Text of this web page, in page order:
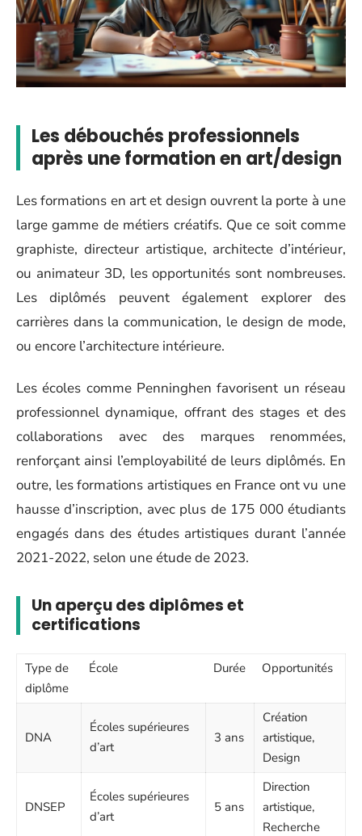
Les débouchés professionnels
après une formation en art/design
Les formations en art et design ouvrent la porte à une
large gamme de métiers créatifs. Que ce soit comme
graphiste, directeur artistique, architecte d’intérieur,
ou animateur 3D, les opportunités sont nombreuses.
Les diplômés peuvent également explorer des
carrières dans la communication, le design de mode,
ou encore l’architecture intérieure.
Les écoles comme Penninghen favorisent un réseau
professionnel dynamique, offrant des stages et des
collaborations avec des marques renommées,
renforçant ainsi l’employabilité de leurs diplômés. En
outre, les formations artistiques en France ont vu une
hausse d’inscription, avec plus de 175 000 étudiants
engagés dans des études artistiques durant l’année
2021-2022, selon une étude de 2023.
Un aperçu des diplômes et
certifications
Type de
diplôme
École Durée Opportunités
DNA
Écoles supérieures
d’art
3 ans
Création
artistique,
Design
DNSEP
Écoles supérieures
d’art
5 ans
Direction
artistique,
Recherche